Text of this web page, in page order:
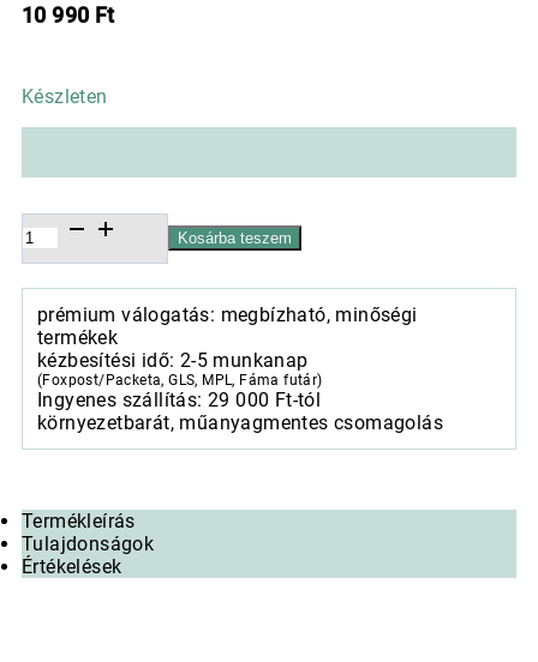
10 990 Ft
Készleten
Porcelán
reggelizőcsésze+alj
370ml,
dobozban,
Sweet
Moments
mennyiség
Kosárba teszem
prémium válogatás: megbízható, minőségi
termékek
kézbesítési idő: 2-5 munkanap
(Foxpost/Packeta, GLS, MPL, Fáma futár)
Ingyenes szállítás: 29 000 Ft-tól
környezetbarát, műanyagmentes csomagolás
Termékleírás
Tulajdonságok
Értékelések